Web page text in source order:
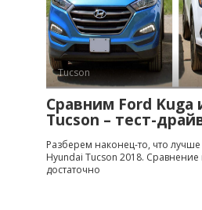
Tucson
Сравним Ford Kuga
Tucson – тест-
Разберем наконец-то, что
Hyundai Tucson 2018. Сравнение
достаточно